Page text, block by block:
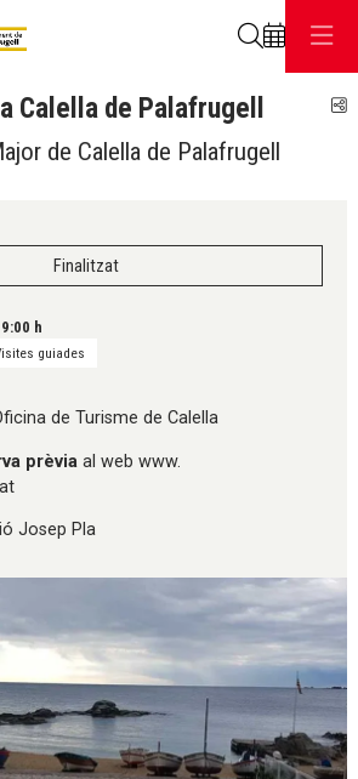
Calella de Palafrugell
de Calella de Palafrugell
Finalitzat
h
guiades
de Turisme de Calella
prèvia al web www.
Josep Pla